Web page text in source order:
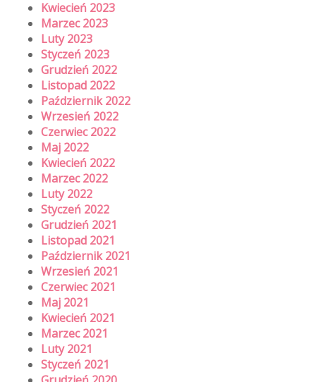
Kwiecień 2023
Marzec 2023
Luty 2023
Styczeń 2023
Grudzień 2022
Listopad 2022
Październik 2022
Wrzesień 2022
Czerwiec 2022
Maj 2022
Kwiecień 2022
Marzec 2022
Luty 2022
Styczeń 2022
Grudzień 2021
Listopad 2021
Październik 2021
Wrzesień 2021
Czerwiec 2021
Maj 2021
Kwiecień 2021
Marzec 2021
Luty 2021
Styczeń 2021